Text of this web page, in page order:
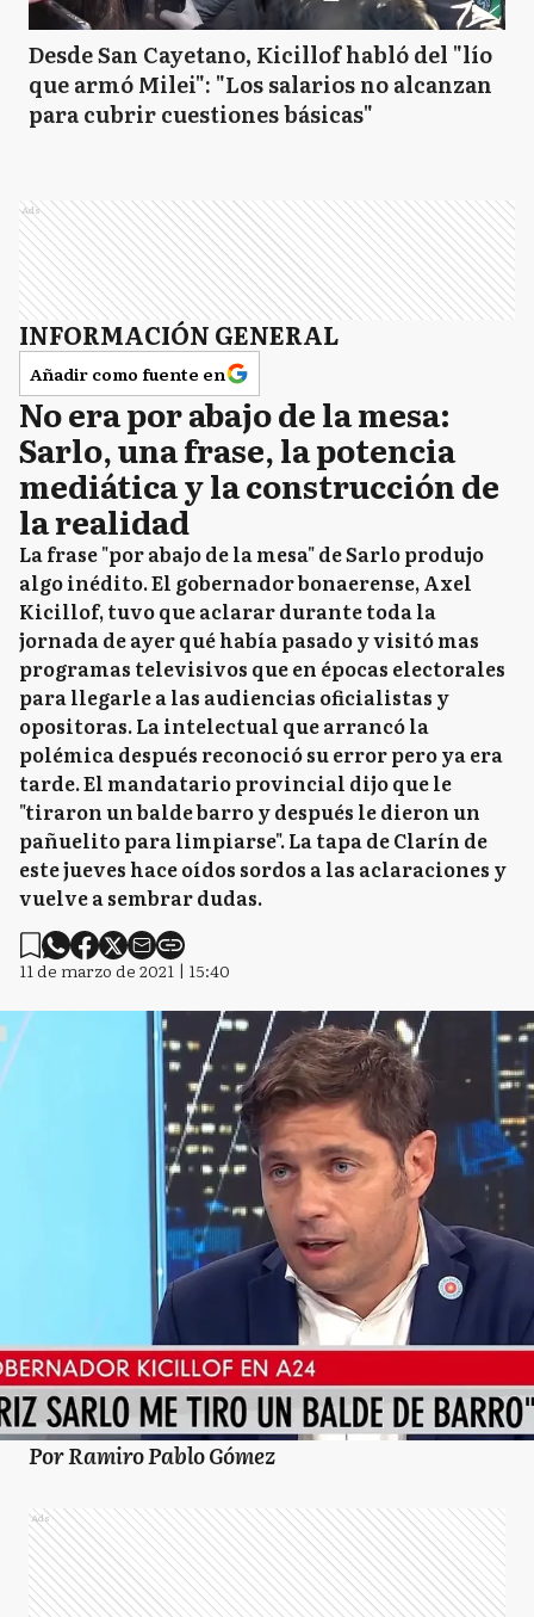
Desde San Cayetano, Kicillof habló del "lío
que armó Milei": "Los salarios no alcanzan
para cubrir cuestiones básicas"
Ads
INFORMACIÓN GENERAL
Añadir como fuente en
No era por abajo de la mesa:
Sarlo, una frase, la potencia
mediática y la construcción de
la realidad
La frase "por abajo de la mesa" de Sarlo produjo
algo inédito. El gobernador bonaerense, Axel
Kicillof, tuvo que aclarar durante toda la
jornada de ayer qué había pasado y visitó mas
programas televisivos que en épocas electorales
para llegarle a las audiencias oficialistas y
opositoras. La intelectual que arrancó la
polémica después reconoció su error pero ya era
tarde. El mandatario provincial dijo que le
"tiraron un balde barro y después le dieron un
pañuelito para limpiarse". La tapa de Clarín de
este jueves hace oídos sordos a las aclaraciones y
vuelve a sembrar dudas.
11 de marzo de 2021 | 15:40
Por Ramiro Pablo Gómez
Ads